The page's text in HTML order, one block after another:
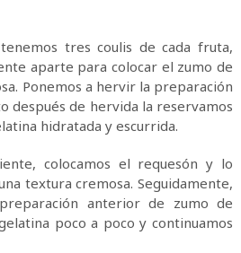
tres coulis de cada fruta,
aparte para colocar el zumo de
Ponemos a hervir la preparación
después de hervida la reservamos
hidratada y escurrida.
colocamos el requesón y lo
textura cremosa. Seguidamente,
anterior de zumo de
poco a poco y continuamos